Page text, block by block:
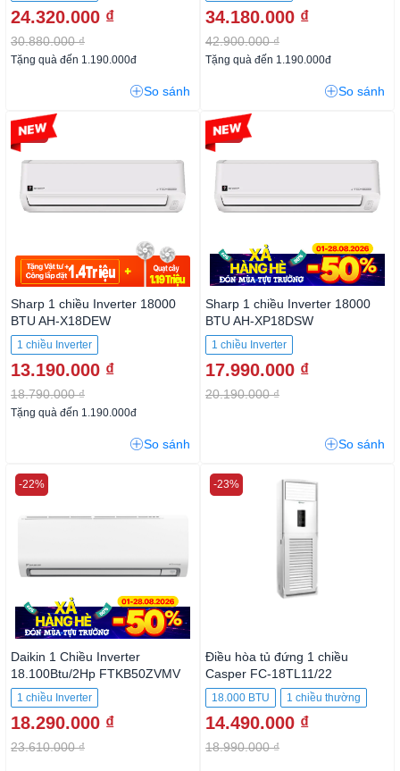
24.320.000 ₫
30.880.000 ₫
Tặng quà đến 1.190.000đ
So sánh
34.180.000 ₫
42.900.000 ₫
Tặng quà đến 1.190.000đ
So sánh
Sharp 1 chiều Inverter 18000
BTU AH-X18DEW
1 chiều Inverter
13.190.000 ₫
18.790.000 ₫
-29%
Tặng quà đến 1.190.000đ
So sánh
Sharp 1 chiều Inverter 18000
BTU AH-XP18DSW
1 chiều Inverter
17.990.000 ₫
20.190.000 ₫
-10%
So sánh
Daikin 1 Chiều Inverter
18.100Btu/2Hp FTKB50ZVMV
1 chiều Inverter
18.290.000 ₫
23.610.000 ₫
-22%
Điều hòa tủ đứng 1 chiều
Casper FC-18TL11/22
18000BTU
18.000 BTU 1 chiều thường
14.490.000 ₫
18.990.000 ₫
-23%